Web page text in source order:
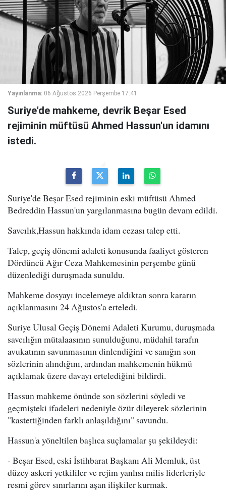
Yayınlanma: 06 Ağustos 2026 Perşembe 17:41
Suriye'de mahkeme, devrik Beşar Esed
rejiminin müftüsü Ahmed Hassun'un idamını
istedi.
Suriye'de Beşar Esed rejiminin eski müftüsü Ahmed
Bedreddin Hassun'un yargılanmasına bugün devam edildi.
Savcılık,Hassun hakkında idam cezası talep etti.
Talep, geçiş dönemi adaleti konusunda faaliyet gösteren
Dördüncü Ağır Ceza Mahkemesinin perşembe günü
düzenlediği duruşmada sunuldu.
Mahkeme dosyayı incelemeye aldıktan sonra kararın
açıklanmasını 24 Ağustos'a erteledi.
Suriye Ulusal Geçiş Dönemi Adaleti Kurumu, duruşmada
savcılığın mütalaasının sunulduğunu, müdahil tarafın
avukatının savunmasının dinlendiğini ve sanığın son
sözlerinin alındığını, ardından mahkemenin hükmü
açıklamak üzere davayı ertelediğini bildirdi.
Hassun mahkeme önünde son sözlerini söyledi ve
geçmişteki ifadeleri nedeniyle özür dileyerek sözlerinin
"kastettiğinden farklı anlaşıldığını" savundu.
Hassun'a yöneltilen başlıca suçlamalar şu şekildeydi:
- Beşar Esed, eski İstihbarat Başkanı Ali Memluk, üst
düzey askeri yetkililer ve rejim yanlısı milis liderleriyle
resmi görev sınırlarını aşan ilişkiler kurmak.